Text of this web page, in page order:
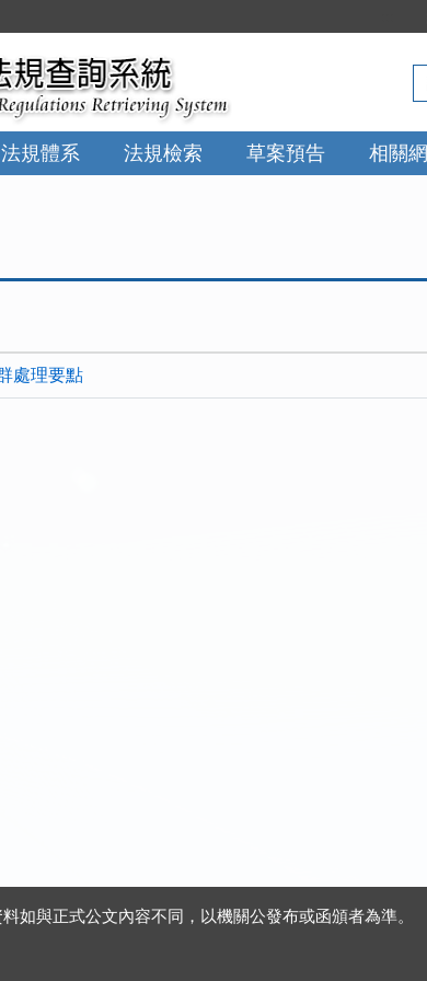
法規體系 法規檢索 草案預告 相關
處理要點
如與正式公文內容不同，以機關公發布或函頒者為準。